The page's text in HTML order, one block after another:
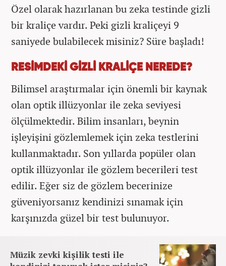
Özel olarak hazırlanan bu zeka testinde gizli
bir kraliçe vardır. Peki gizli kraliçeyi 9
saniyede bulabilecek misiniz? Süre başladı!
RESİMDEKİ GİZLİ KRALİÇE NEREDE?
Bilimsel araştırmalar için önemli bir kaynak
olan optik illüzyonlar ile zeka seviyesi
ölçülmektedir. Bilim insanları, beynin
işleyişini gözlemlemek için zeka testlerini
kullanmaktadır. Son yıllarda popüler olan
optik illüzyonlar ile gözlem becerileri test
edilir. Eğer siz de gözlem becerinize
güveniyorsanız kendinizi sınamak için
karşınızda güzel bir test bulunuyor.
Müzik zevki kişilik testi ile